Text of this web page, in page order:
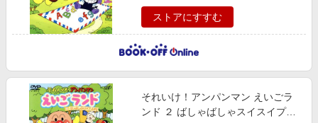
ストアにすすむ
それいけ！アンパンマン えいごラ
ンド ２ ばしゃばしゃスイスイプー